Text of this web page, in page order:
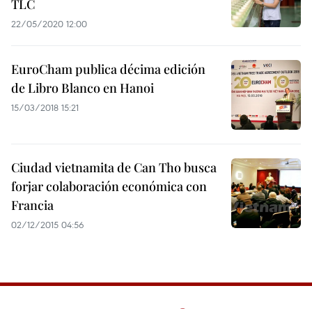
TLC
22/05/2020 12:00
EuroCham publica décima edición
de Libro Blanco en Hanoi
15/03/2018 15:21
Ciudad vietnamita de Can Tho busca
forjar colaboración económica con
Francia
02/12/2015 04:56